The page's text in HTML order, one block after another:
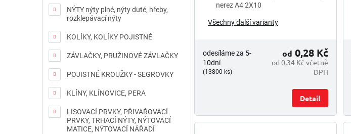
NÝTY nýty plné, nýty duté, hřeby,
rozklepávací nýty
KOLÍKY, KOLÍKY POJISTNÉ
ZÁVLAČKY, PRUŽINOVÉ ZÁVLAČKY
POJISTNÉ KROUŽKY - SEGROVKY
KLÍNY, KLÍNOVICE, PERA
LISOVACÍ PRVKY, PŘIVAŘOVACÍ
PRVKY, TRHACÍ NÝTY, NÝTOVACÍ
MATICE, NÝTOVACÍ NÁŘADÍ
nerez A4 2X10
Všechny další varianty
odesíláme za 5-
10dní
(13800 ks)
od 0,34 Kč včetně
DPH
od 0,28 Kč
Detail